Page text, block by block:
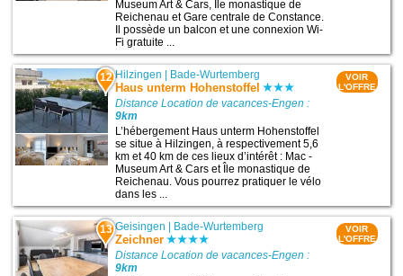
Museum Art & Cars, Île monastique de
Reichenau et Gare centrale de Constance.
Il possède un balcon et une connexion Wi-
Fi gratuite ...
12 Hilzingen | Bade-Wurtemberg
Haus unterm Hohenstoffel
Distance Location de vacances-Engen :
9km
L’hébergement Haus unterm Hohenstoffel
se situe à Hilzingen, à respectivement 5,6
km et 40 km de ces lieux d’intérêt : Mac -
Museum Art & Cars et Île monastique de
Reichenau. Vous pourrez pratiquer le vélo
dans les ...
VOIR
L'OFFRE
13 Geisingen Bade-Wurtemberg
Zeichner
Distance Location de vacances-Engen :
9km
VOIR
L'OFFRE